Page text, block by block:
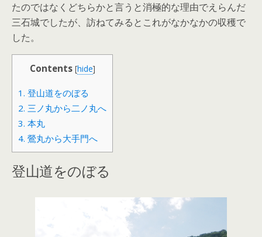
たのではなくどちらかと言うと消極的な理由でえらんだ
三石城でしたが、訪ねてみるとこれがなかなかの収穫で
した。
Contents [hide]
1. 登山道をのぼる
2. 三ノ丸から二ノ丸へ
3. 本丸
4. 鶯丸から大手門へ
登山道をのぼる